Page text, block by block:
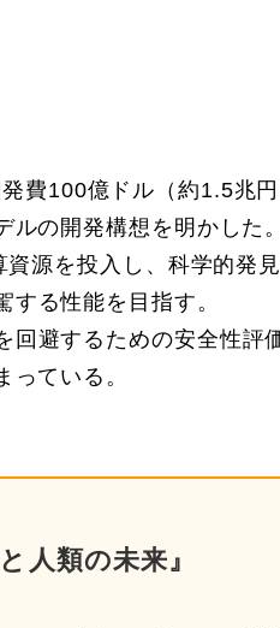
費100億ドル（約1.5兆
の開発構想を明かした。
源を投入し、科学的発
する性能を目指す。
回避するための安全性評
ている。
人類の未来』